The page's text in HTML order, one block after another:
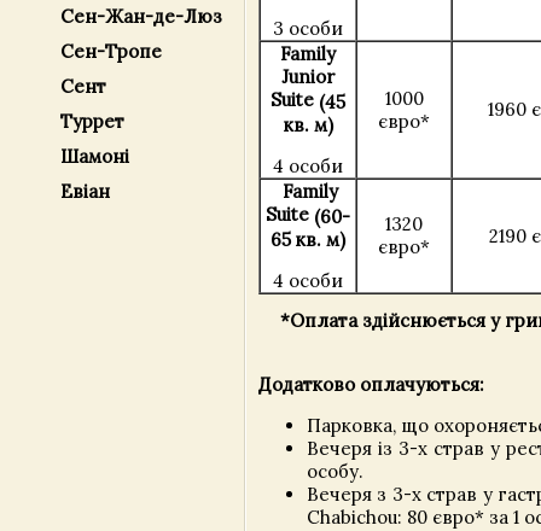
Сен-Жан-де-Люз
Сен-Тропе
Сент
Туррет
Шамоні
Евіан
3 особи
Family
Junior
Suite (45
кв. м)
4 особи
1000
євро*
1960
Family
Suite (60-
65 кв. м)
4 особи
1320
євро*
2190
*Оплата здійснюється у
Додатково оплачуються:
Парковка, що
Вечеря із 3-х страв у
особу.
Вечеря з 3-х страв у
Chabichou: 80 євро* за 1